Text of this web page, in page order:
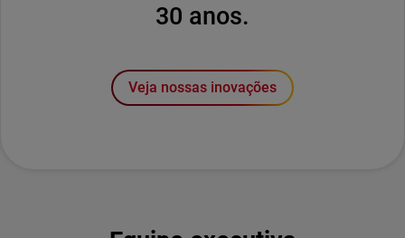
30 anos.
Veja nossas inovações